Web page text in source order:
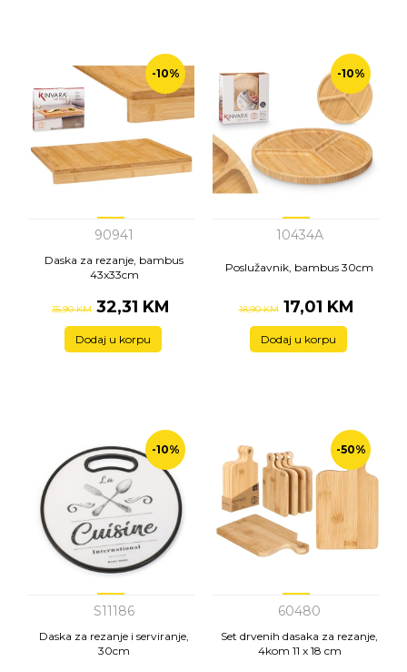
-10%
90941
Daska za rezanje, bambus
43x33cm
35,90 KM 32,31 KM
Dodaj u korpu
-10%
10434A
Poslužavnik, bambus 30cm
18,90 KM 17,01 KM
Dodaj u korpu
-10%
S11186
Daska za rezanje i serviranje,
30cm
-50%
60480
Set drvenih dasaka za rezanje,
4kom 11 x 18 cm